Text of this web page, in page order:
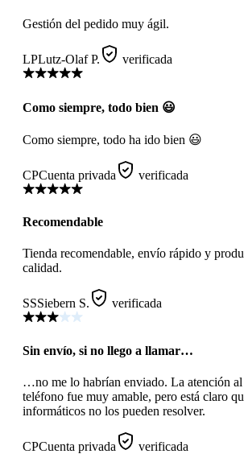
Gestión del pedido muy ágil.
LPLutz-Olaf P. verificada
Como siempre, todo bien 😃
Como siempre, todo ha ido bien 😃
CPCuenta privada verificada
Recomendable
Tienda recomendable, envío rápido y
calidad.
SSSiebern S. verificada
Sin envío, si no llego a llamar…
…no me lo habrían enviado. La atención
teléfono fue muy amable, pero está claro
informáticos no los pueden resolver.
CPCuenta privada verificada